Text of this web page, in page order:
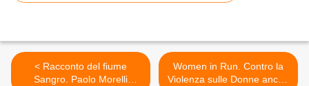
< Racconto del fiume
Sangro. Paolo Morelli
Women in Run. Contro la
Violenza sulle Donne anche